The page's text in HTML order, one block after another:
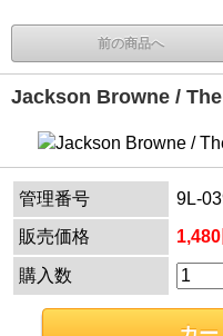
前の商品へ
Jackson Browne /
管理番号
9L-
販売価格
購入数